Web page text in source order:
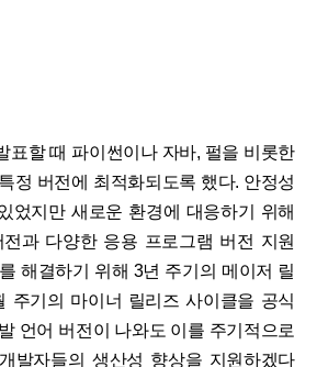
표할 때 파이썬이나 자바, 펄을 비롯한
정 버전에 최적화되도록 했다. 안정성
었지만 새로운 환경에 대응하기 위해
과 다양한 응용 프로그램 버전 지원
해결하기 위해 3년 주기의 메이저 릴
주기의 마이너 릴리즈 사이클을 공식
언어 버전이 나와도 이를 주기적으로
발자들의 생산성 향상을 지원하겠다